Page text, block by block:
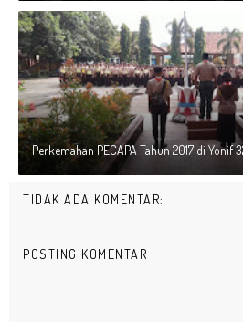
Perkemahan PECAPA Tahun 2017 di Yonif
TIDAK ADA KOMENTAR:
POSTING KOMENTAR